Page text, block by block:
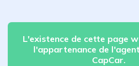
L'existence de cette page
l'appartenance de
CapCar.